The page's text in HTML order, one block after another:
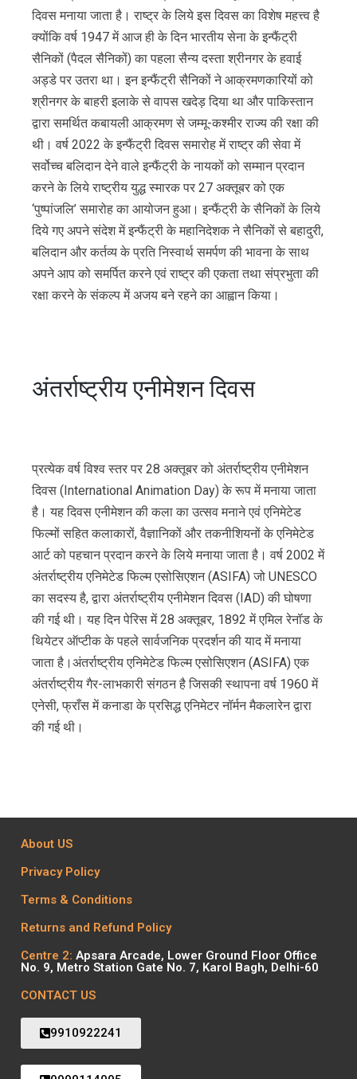
दिवस मनाया जाता है। राष्ट्र के लिये इस दिवस का विशेष महत्त्व है
क्योंकि वर्ष 1947 में आज ही के दिन भारतीय सेना के इन्फैंट्री
सैनिकों (पैदल सैनिकों) का पहला सैन्य दस्ता श्रीनगर के हवाई
अड्डे पर उतरा था। इन इन्फैंट्री सैनिकों ने आक्रमणकारियों को
श्रीनगर के बाहरी इलाके से वापस खदेड़ दिया था और पाकिस्तान
द्वारा समर्थित कबायली आक्रमण से जम्मू-कश्मीर राज्य की रक्षा की
थी। वर्ष 2022 के इन्फैंट्री दिवस समारोह में राष्ट्र की सेवा में
सर्वोच्च बलिदान देने वाले इन्फैंट्री के नायकों को सम्मान प्रदान
करने के लिये राष्ट्रीय युद्ध स्मारक पर 27 अक्तूबर को एक
‘पुष्पांजलि’ समारोह का आयोजन हुआ। इन्फैंट्री के सैनिकों के लिये
दिये गए अपने संदेश में इन्फैंट्री के महानिदेशक ने सैनिकों से बहादुरी,
बलिदान और कर्तव्य के प्रति निस्वार्थ समर्पण की भावना के साथ
अपने आप को समर्पित करने एवं राष्ट्र की एकता तथा संप्रभुता की
रक्षा करने के संकल्प में अजय बने रहने का आह्वान किया।
अंतर्राष्ट्रीय एनीमेशन दिवस
प्रत्येक वर्ष विश्व स्तर पर 28 अक्तूबर को अंतर्राष्ट्रीय एनीमेशन
दिवस (International Animation Day) के रूप में मनाया जाता
है। यह दिवस एनीमेशन की कला का उत्सव मनाने एवं एनिमेटेड
फिल्मों सहित कलाकारों, वैज्ञानिकों और तकनीशियनों के एनिमेटेड
आर्ट को पहचान प्रदान करने के लिये मनाया जाता है। वर्ष 2002 में
अंतर्राष्ट्रीय एनिमेटेड फिल्म एसोसिएशन (ASIFA) जो UNESCO
का सदस्य है, द्वारा अंतर्राष्ट्रीय एनीमेशन दिवस (IAD) की घोषणा
की गई थी। यह दिन पेरिस में 28 अक्तूबर, 1892 में एमिल रेनॉड के
थियेटर ऑप्टीक के पहले सार्वजनिक प्रदर्शन की याद में मनाया
जाता है।अंतर्राष्ट्रीय एनिमेटेड फिल्म एसोसिएशन (ASIFA) एक
अंतर्राष्ट्रीय गैर-लाभकारी संगठन है जिसकी स्थापना वर्ष 1960 में
एनेसी, फ्राँस में कनाडा के प्रसिद्ध एनिमेटर नॉर्मन मैकलारेन द्वारा
की गई थी।
About US
Privacy Policy
Terms & Conditions
Returns and Refund Policy
Centre 2: Apsara Arcade, Lower Ground Floor Office
No. 9, Metro Station Gate No. 7, Karol Bagh, Delhi-60
CONTACT US
9910922241